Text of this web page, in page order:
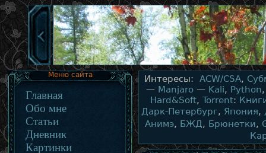
Меню сайта
Главная
Обо мне
Статьи
Дневник
Картинки
Интересы: ACW/CSA,
— Manjaro — Kali, Python
Hard&Soft, Torrent:
Дарк-Петербург, Япония,
Анимэ, БЖД, Брюнетки,